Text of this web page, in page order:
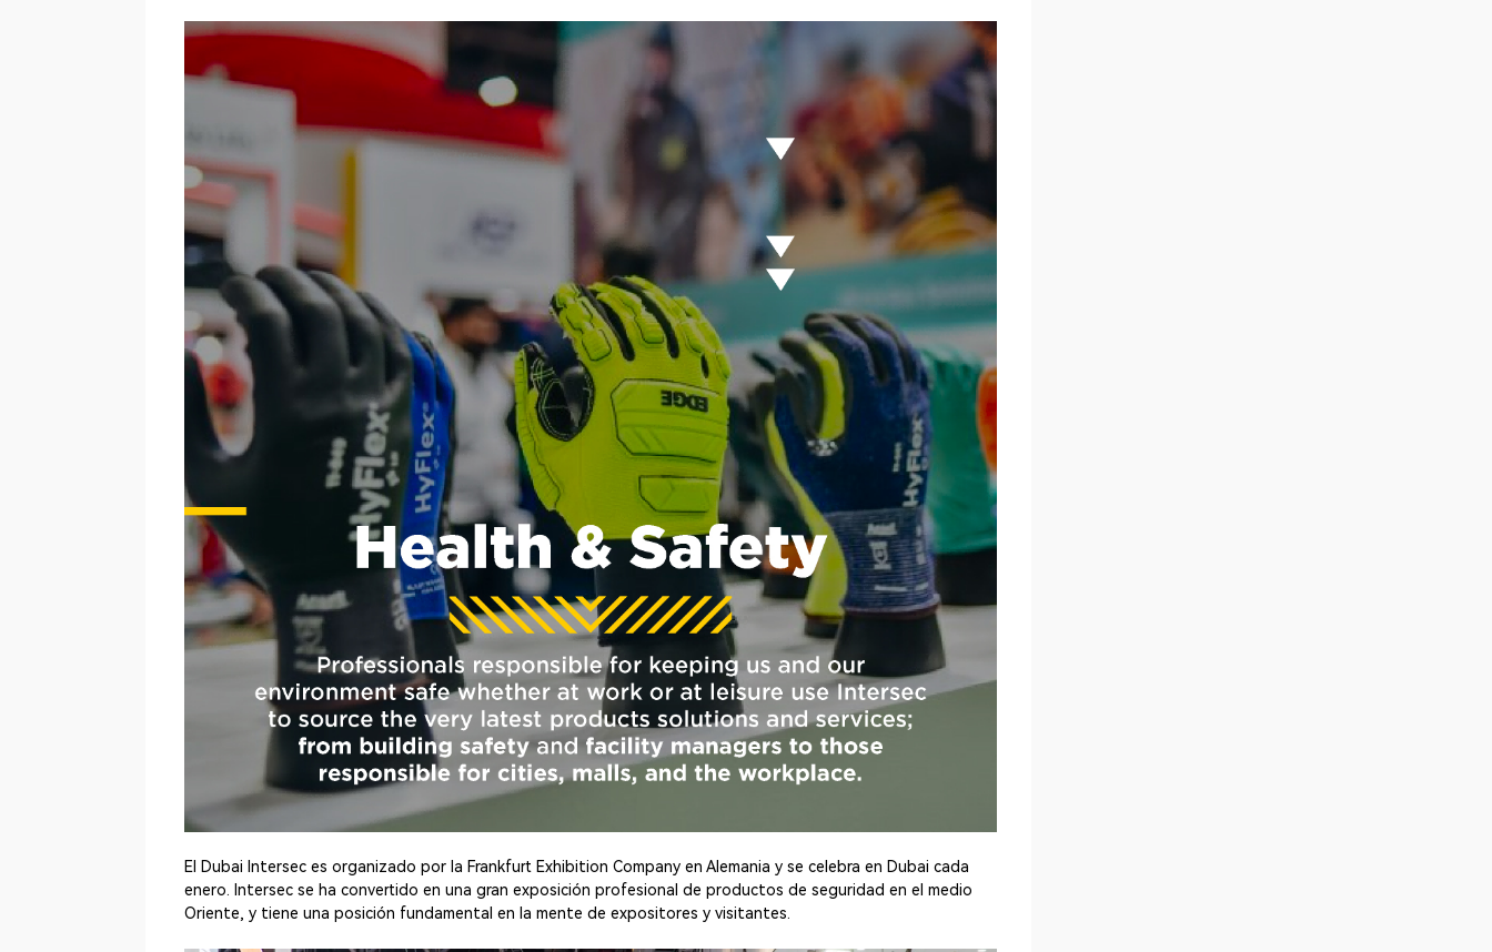
El Dubai Intersec es organizado por la Frankfurt Exhibition Company en Alemania y se celebra en Dubai cada
enero. Intersec se ha convertido en una gran exposición profesional de productos de seguridad en el medio
Oriente, y tiene una posición fundamental en la mente de expositores y visitantes.